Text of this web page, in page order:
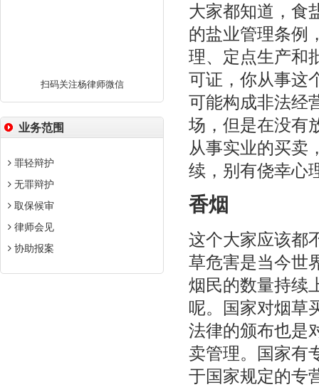
扫码关注杨律师微信
业务范围
罪轻辩护
无罪辩护
取保候审
律师会见
协助报案
大家都知道，食
的盐业管理条例
理、定点生产和
可证，你从事这
可能构成非法经
场，但是在没有
从事实业的买卖
续，别有侥幸心
香烟
这个大家应该都
草危害是当今世
烟民的数量持续
呢。国家对烟草
法律的颁布也是
卖管理。国家有
于国家规定的专